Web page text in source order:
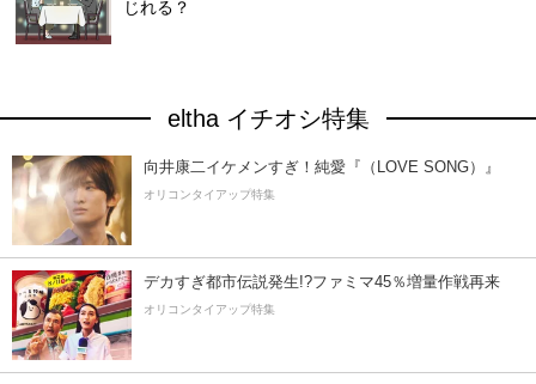
じれる？
eltha イチオシ特集
向井康二イケメンすぎ！純愛『（LOVE SONG）』
オリコンタイアップ特集
デカすぎ都市伝説発生!?ファミマ45％増量作戦再来
オリコンタイアップ特集